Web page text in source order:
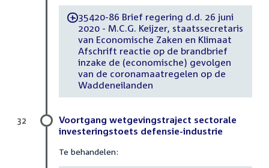
-35420-86 Brief regering d.d. 26 juni
2020 - M.C.G. Keijzer, staatssecretaris
van Economische Zaken en Klimaat
Afschrift reactie op de brandbrief
inzake de (economische) gevolgen
van de coronamaatregelen op de
Waddeneilanden
Voortgang wetgevingstraject sectorale
investeringstoets defensie-industrie
Te behandelen:
32